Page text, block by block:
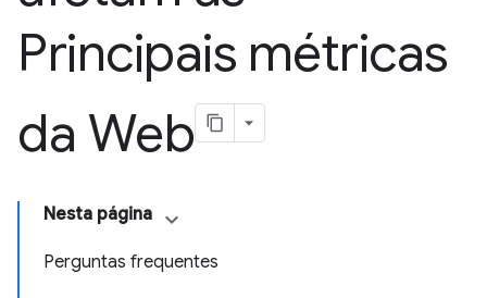
Principais métricas
da Web
Nesta página
Perguntas frequentes